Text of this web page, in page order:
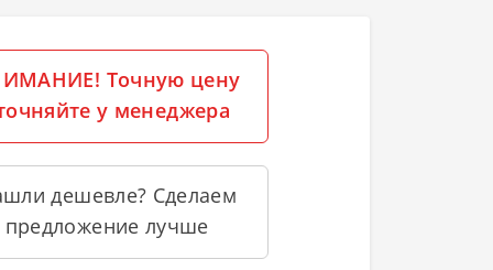
Точную цену
у менеджера
дешевле? Сделаем
предложение лучше